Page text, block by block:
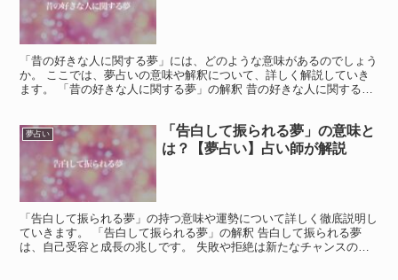
「昔の好きな人に関する夢」には、どのような意味があるのでしょう
か。 ここでは、夢占いの意味や解釈について、詳しく解説していき
ます。 「昔の好きな人に関する夢」の解釈 昔の好きな人に関する夢
夢占い
「告白して振られる夢」の意味と
は？【夢占い】占い師が解説
「告白して振られる夢」の持つ意味や運勢について詳しく徹底説明し
ていきます。 「告白して振られる夢」の解釈 告白して振られる夢
は、自己受容と成長の兆しです。 失敗や拒絶は新たなチャンスの始